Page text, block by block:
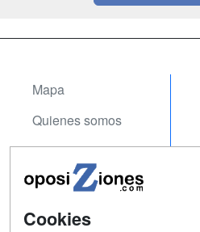
Mapa
Quienes somos
Tarifas publicidad
Acceso Usuarios
Acceso Centros
Cookies